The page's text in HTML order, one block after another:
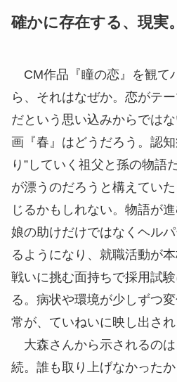
確かに存在する、現実。
CM作品『瞳の恋』を観て
ら、それはなぜか。恋がテ
だという思い込みからでは
画『春』はどうだろう。認
り”していく祖父と孫の物語
が漂うのだろうと構えてい
じるかもしれない。物語が
娘の助けだけではなくヘル
るようになり、就職活動が
戦いに挑む面持ちで採用試
る。病状や環境が少しずつ
常が、ていねいに映し出され
大森さんから示されるの
続。誰も取り上げなかった